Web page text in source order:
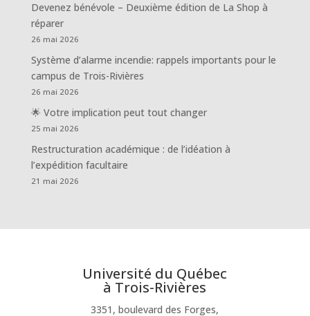
Devenez bénévole – Deuxième édition de La Shop à
réparer
26 mai 2026
Système d’alarme incendie: rappels importants pour le
campus de Trois-Rivières
26 mai 2026
🌟 Votre implication peut tout changer
25 mai 2026
Restructuration académique : de l’idéation à
l’expédition facultaire
21 mai 2026
Université du Québec
à Trois-Rivières
3351, boulevard des Forges,